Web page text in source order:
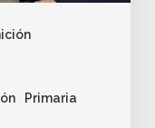
Primaria